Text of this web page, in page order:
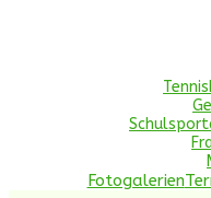
Fotogalerien